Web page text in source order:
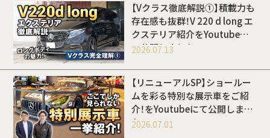
【Vクラス徹底解説①】積載力も
存在感も抜群！V 220 d long エ
クステリア紹介をYoutubeに
て公開しました
2026.07.13
【リニューアルSP】ショールー
ムを彩る特別な展示車をご紹
介！をYoutubeにて公開しまし
た
2026.07.01